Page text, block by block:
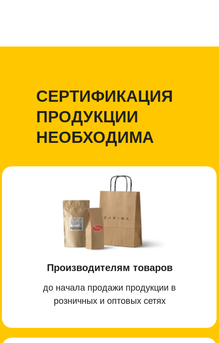
СЕРТИФИКАЦИЯ
ПРОДУКЦИИ
НЕОБХОДИМА
Производителям товаров
до начала продажи продукции в
розничных и оптовых сетях